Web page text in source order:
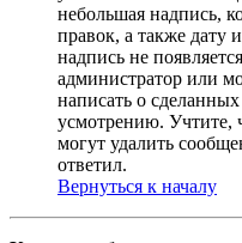
небольшая надпись,
правок, а также дату
надпись не
администратор или
написать о
усмотрению. Учтите,
могут удалить
ответил.
Вернуться к началу